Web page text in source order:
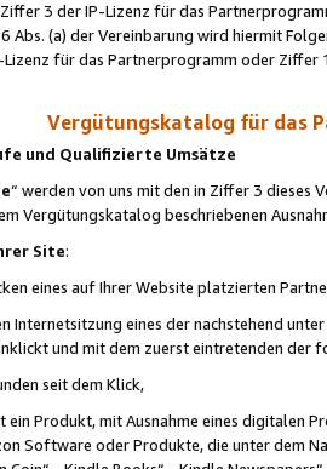
3 der IP-Lizenz für das
Abs. (a) der Vereinbarung wird hiermit
für das Partnerprogramm oder
Vergütungskatalog für das
und Qualifizierte Umsätze
“ werden von uns mit den in Ziffer 3
Vergütungskatalog beschriebenen
Site:
eines auf Ihrer Website platzierten
eines der nachstehend
und mit dem zuerst eintretenden der
seit dem Klick,
Produkt, mit Ausnahme eines digitalen
Software oder Produkte, die unter dem